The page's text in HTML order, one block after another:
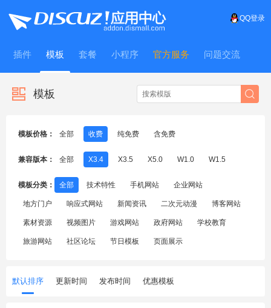
QQ登录
插件 模板 套餐 小程序 官方服务 问题交流
WitFrame
模板
模板价格： 全部 收费 纯免费 含免费
兼容版本： 全部 X3.4 X3.5 X5.0 W1.0 W1.5
模板分类： 全部 技术特性 手机网站 企业网站
地方门户 响应式网站 新闻资讯 二次元动漫 博客网站
素材资源 视频图片 游戏网站 政府网站 学校教育
旅游网站 社区论坛 节日模板 页面展示
默认排序 更新时间 发布时间 优惠模板